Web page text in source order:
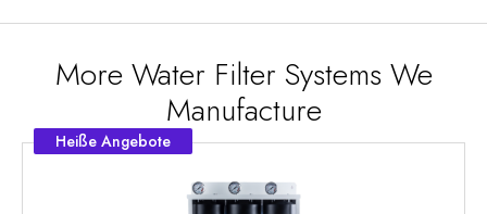
More Water Filter Systems We
Manufacture
Heiße Angebote